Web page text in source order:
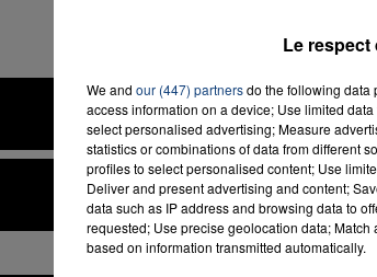
END LA
Give Me
Everything
PITBULL & NE-
YO
RADIO
Le
We and our (447) partnersdo the following data
access information on a device; Use limited
select personalised advertising; Measure
statistics or combinations of data from different
profiles to select personalised content; Use
Deliver and present advertising and content;
data such as IP address and browsing data to
requested; Use precise geolocation data;
based on information transmitted automatically.